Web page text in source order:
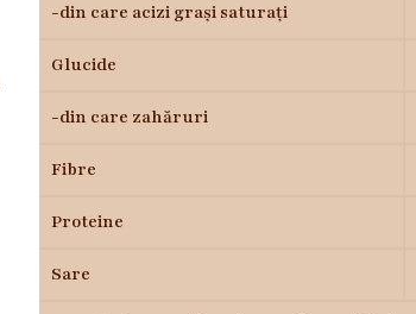
-din care acizi grași saturați
Glucide
-din care zahăruri
Fibre
Proteine
Sare